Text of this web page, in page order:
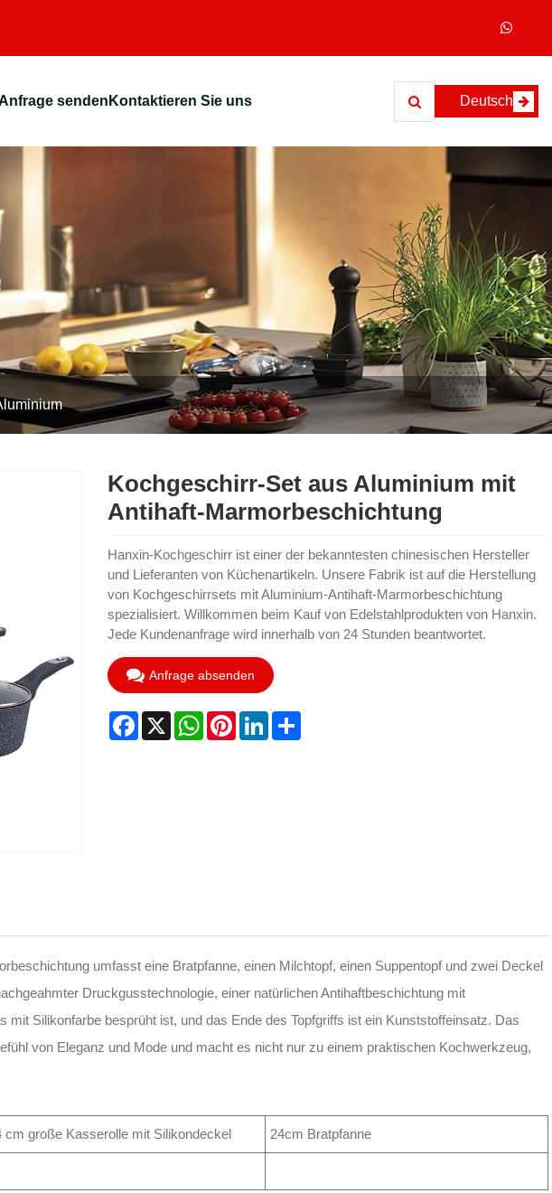
senden Kontaktieren Sie uns Deutsch
Kochgeschirr-Set aus Aluminium mit
Antihaft-Marmorbeschichtung
Hanxin-Kochgeschirr ist einer der bekanntesten chinesischen Hersteller
und Lieferanten von Küchenartikeln. Unsere Fabrik ist auf die Herstellung
von Kochgeschirrsets mit Aluminium-Antihaft-Marmorbeschichtung
spezialisiert. Willkommen beim Kauf von Edelstahlprodukten von Hanxin.
Jede Kundenanfrage wird innerhalb von 24 Stunden beantwortet.
Anfrage absenden
Facebook
X WhatsAppPinterestLinkedInShare
umfasst eine Bratpfanne, einen Milchtopf, einen Suppentopf und zwei Deckel
Druckgusstechnologie, einer natürlichen Antihaftbeschichtung mit
mit Silikonfarbe besprüht ist, und das Ende des Topfgriffs ist ein Kunststoffeinsatz. Das
von Eleganz und Mode und macht es nicht nur zu einem praktischen Kochwerkzeug,
cm große Kasserolle mit Silikondeckel 24cm Bratpfanne